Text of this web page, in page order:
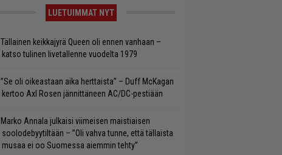
LUETUIMMAT NYT
Tällainen keikkajyrä Queen oli ennen vanhaan –
katso tulinen livetallenne vuodelta 1979
”Se oli oikeastaan aika herttaista” – Duff McKagan
kertoo Axl Rosen jännittäneen AC/DC-pestiään
Marko Annala julkaisi viimeisen maistiaisen
soolodebyytiltään – ”Oli vahva tunne, että tällaista
musaa ei oo Suomessa aiemmin tehty”